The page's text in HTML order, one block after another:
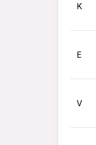
K
E
V